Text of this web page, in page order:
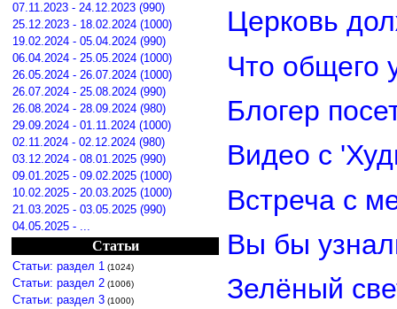
07.11.2023 - 24.12.2023 (990)
25.12.2023 - 18.02.2024 (1000)
19.02.2024 - 05.04.2024 (990)
06.04.2024 - 25.05.2024 (1000)
26.05.2024 - 26.07.2024 (1000)
26.07.2024 - 25.08.2024 (990)
26.08.2024 - 28.09.2024 (980)
29.09.2024 - 01.11.2024 (1000)
02.11.2024 - 02.12.2024 (980)
03.12.2024 - 08.01.2025 (990)
09.01.2025 - 09.02.2025 (1000)
10.02.2025 - 20.03.2025 (1000)
21.03.2025 - 03.05.2025 (990)
04.05.2025 - ...
Статьи
Статьи: раздел 1 (1024)
Статьи: раздел 2 (1006)
Статьи: раздел 3 (1000)
Церковь
Что общего
Блогер
Видео с
Встреча с
Вы бы
Зелёный